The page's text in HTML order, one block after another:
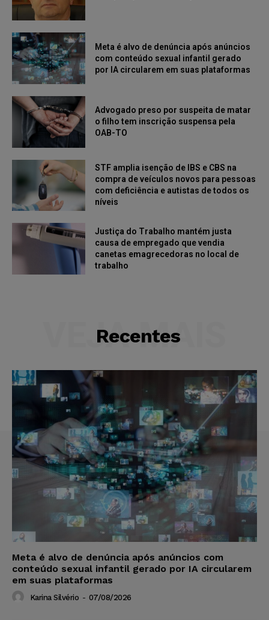
Meta é alvo de denúncia após anúncios
com conteúdo sexual infantil gerado
por IA circularem em suas plataformas
Advogado preso por suspeita de matar
o filho tem inscrição suspensa pela
OAB-TO
STF amplia isenção de IBS e CBS na
compra de veículos novos para pessoas
com deficiência e autistas de todos os
níveis
Justiça do Trabalho mantém justa
causa de empregado que vendia
canetas emagrecedoras no local de
trabalho
Recentes
VEJA MAIS
Meta é alvo de denúncia após anúncios com
conteúdo sexual infantil gerado por IA circularem
em suas plataformas
Karina Silvério - 07/08/2026